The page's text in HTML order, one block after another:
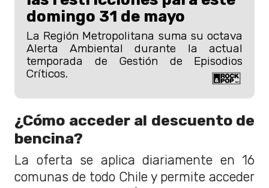
domingo 31 de mayo
La Región Metropolitana suma su octava
Alerta Ambiental durante la actual
temporada de Gestión de Episodios
Críticos.
¿Cómo acceder al descuento de
bencina?
La oferta se aplica diariamente en 16
comunas de todo Chile y permite acceder